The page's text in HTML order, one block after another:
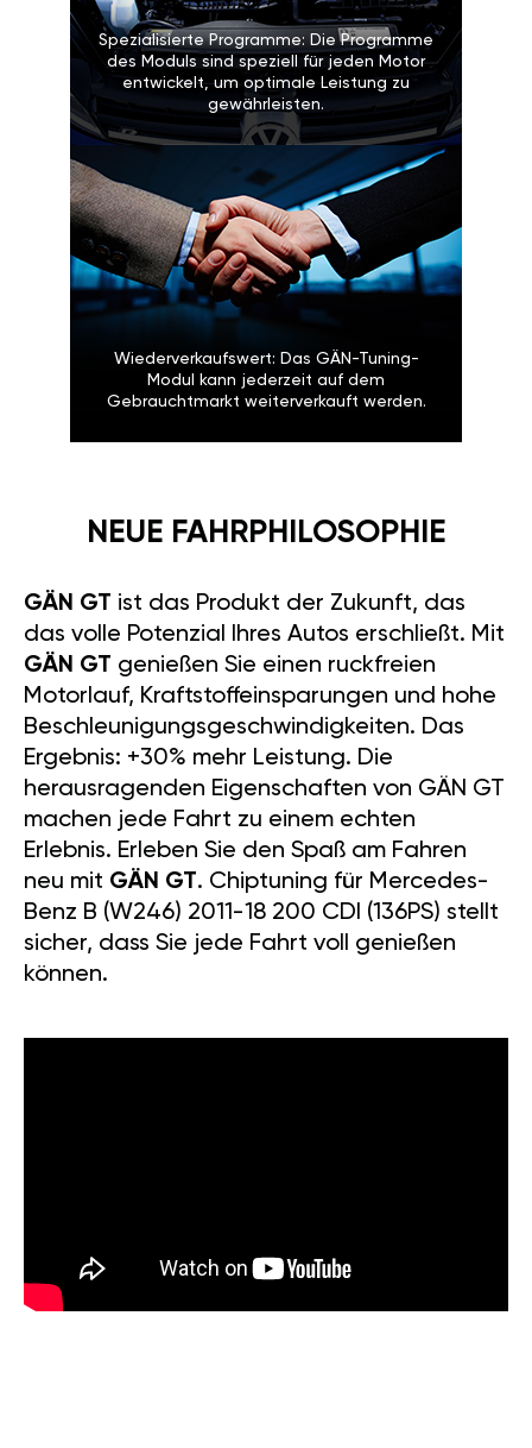
Spezialisierte Programme: Die Programme
des Moduls sind speziell für jeden Motor
entwickelt, um optimale Leistung zu
gewährleisten.
Wiederverkaufswert: Das GÄN-Tuning-
Modul kann jederzeit auf dem
Gebrauchtmarkt weiterverkauft werden.
NEUE FAHRPHILOSOPHIE
GÄN GT ist das Produkt der Zukunft, das
das volle Potenzial Ihres Autos erschließt. Mit
GÄN GT genießen Sie einen ruckfreien
Motorlauf, Kraftstoffeinsparungen und hohe
Beschleunigungsgeschwindigkeiten. Das
Ergebnis: +30% mehr Leistung. Die
herausragenden Eigenschaften von GÄN GT
machen jede Fahrt zu einem echten
Erlebnis. Erleben Sie den Spaß am Fahren
neu mit GÄN GT. Chiptuning für Mercedes-
Benz B (W246) 2011-18 200 CDI (136PS) stellt
sicher, dass Sie jede Fahrt voll genießen
können.